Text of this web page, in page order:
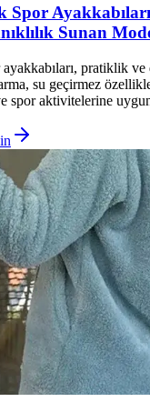
Spor
Sunan
pratiklik ve
su geçirmez
spor aktivitelerine